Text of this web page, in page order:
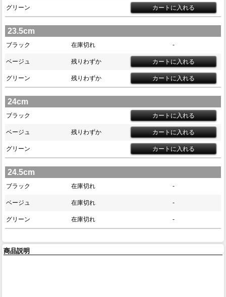
グリーン
23.5cm
ブラック 在庫切れ -
ベージュ 残りわずか
グリーン 残りわずか
24cm
ブラック
ベージュ 残りわずか
グリーン
24.5cm
ブラック 在庫切れ -
ベージュ 在庫切れ -
グリーン 在庫切れ -
商品説明